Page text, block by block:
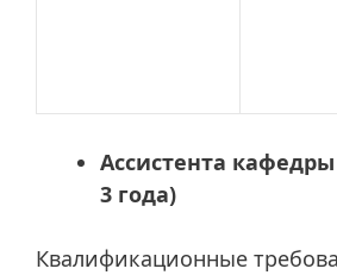
Ассистента
3 года)
Квалификационные